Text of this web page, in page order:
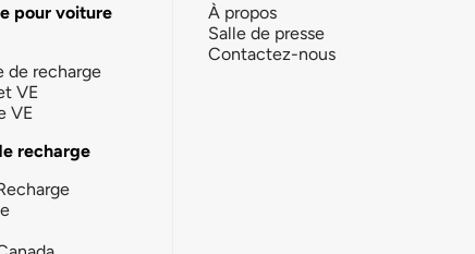
pour voiture
de recharge
VE
VE
recharge
À propos
Salle de presse
Contactez-nous